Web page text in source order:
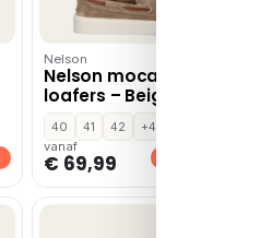
Nelson
Nelson mocassins &
loafers – Beige
40 41 42
+4
vanaf
€ 69,99